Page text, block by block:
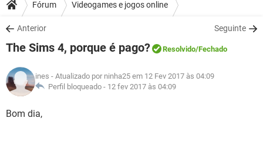
CELULAR FACEBOOK
OUTLOOK
INSTAGRAM GMAIL
GUIA DE COMPRAS
JOGOS WHATSAPP
INSTAGRAM GMAIL
GUIA DE COMPRAS
DOWNLOADS
JOGOS WHATSAPP
CELULAR
OUTLOOK EXCEL
INSTAGRAM
JOGOS WHATSAPP
CELULAR
OUTLOOK
GLOSSÁRIO
JOGOS
Fórum Videogames e jogos online
Anterior Seguinte
The Sims 4, porque é pago? Resolvido/Fechado
ines - Atualizado por ninha25 em 12 Fev 2017 às 04:09
Perfil bloqueado - 12 fev 2017 às 04:09
Bom dia,